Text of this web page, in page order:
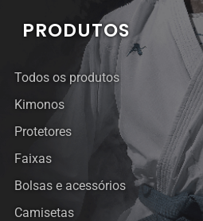
PRODUTOS
Todos os produtos
Kimonos
Protetores
Faixas
Bolsas e acessórios
Camisetas